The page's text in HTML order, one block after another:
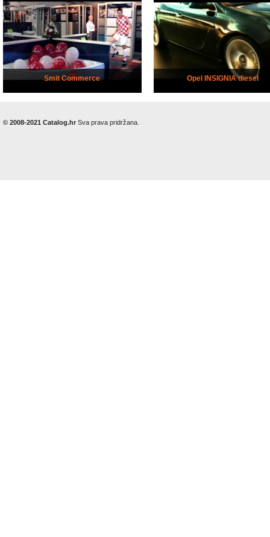
Smit Commerce Opel INSIGNIA diesel
© 2008-2021 Catalog.hr Sva prava pridržana.